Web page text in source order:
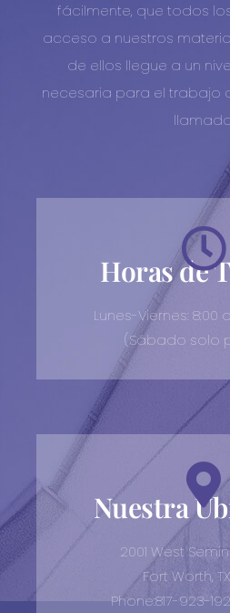
fácilmente, que todos
acceso a nuestros
de ellos llegue a un
necesaria para el trabajo
Horas de
Lunes-Viernes: 8:00
(Sábado solo
Nuestra
2001 West
Fort Worth, TX
Phone:817-923-